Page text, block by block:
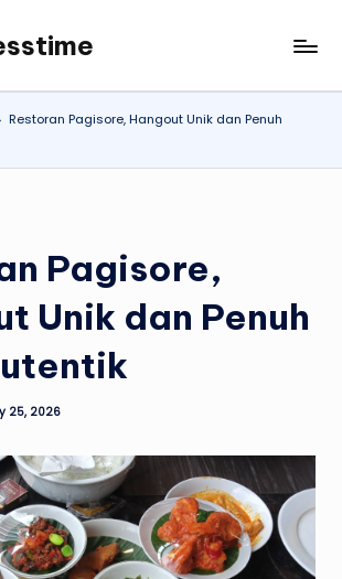
Restoran Pagisore, Hangout Unik dan Penuh
Pagisore,
Unik dan Penuh
25, 2026